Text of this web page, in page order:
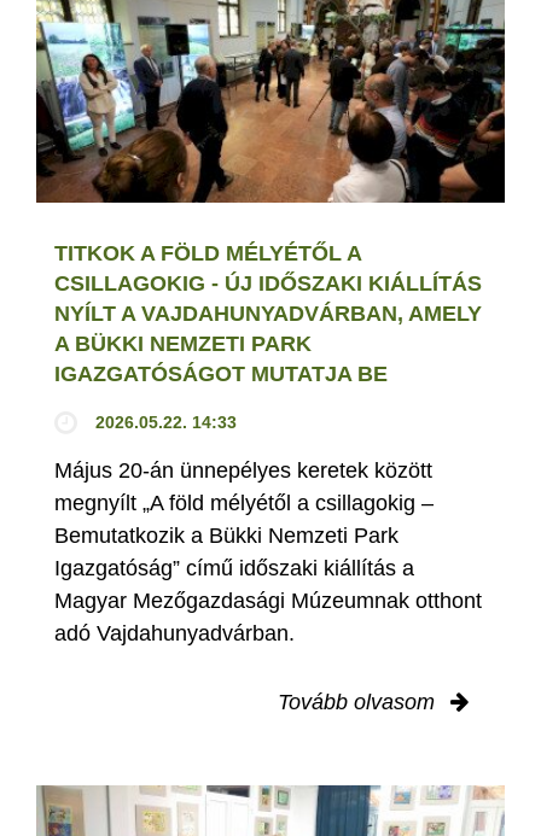
TITKOK A FÖLD MÉLYÉTŐL A
CSILLAGOKIG - ÚJ IDŐSZAKI KIÁLLÍTÁS
NYÍLT A VAJDAHUNYADVÁRBAN, AMELY
A BÜKKI NEMZETI PARK
IGAZGATÓSÁGOT MUTATJA BE
2026.05.22. 14:33
Május 20-án ünnepélyes keretek között
megnyílt „A föld mélyétől a csillagokig –
Bemutatkozik a Bükki Nemzeti Park
Igazgatóság” című időszaki kiállítás a
Magyar Mezőgazdasági Múzeumnak otthont
adó Vajdahunyadvárban.
Tovább olvasom